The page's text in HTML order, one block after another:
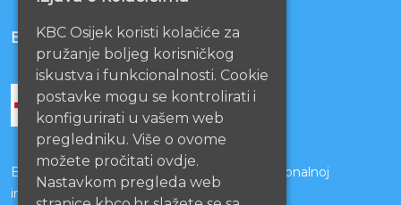
BOLNICE PARTNERI
Bolnice s kojima je potpisan ugovor o funkcionalnoj
integraciji
KBC Osijek koristi kolačiće za
pružanje boljeg korisničkog
iskustva i funkcionalnosti. Cookie
postavke mogu se kontrolirati i
konfigurirati u vašem web
pregledniku. Više o ovome
možete pročitati ovdje.
Nastavkom pregleda web